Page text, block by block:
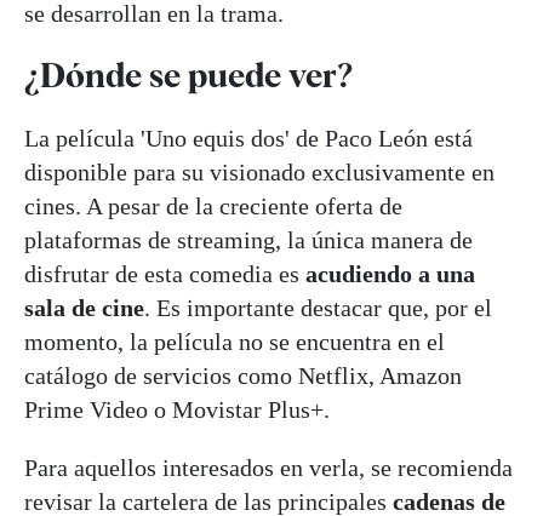
se desarrollan en la trama.
¿Dónde se puede ver?
La película 'Uno equis dos' de Paco León está
disponible para su visionado exclusivamente en
cines. A pesar de la creciente oferta de
plataformas de streaming, la única manera de
disfrutar de esta comedia es acudiendo a una
sala de cine. Es importante destacar que, por el
momento, la película no se encuentra en el
catálogo de servicios como Netflix, Amazon
Prime Video o Movistar Plus+.
Para aquellos interesados en verla, se recomienda
revisar la cartelera de las principales cadenas de